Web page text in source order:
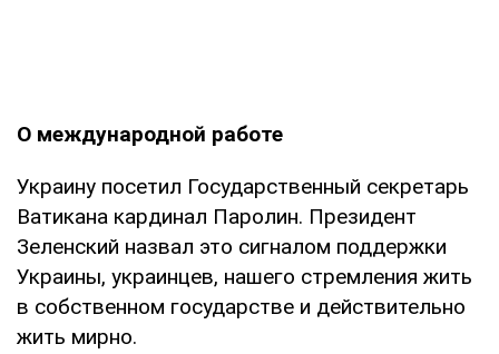
О международной работе
Украину посетил Государственный секретарь
Ватикана кардинал Паролин. Президент
Зеленский назвал это сигналом поддержки
Украины, украинцев, нашего стремления жить
в собственном государстве и действительно
жить мирно.